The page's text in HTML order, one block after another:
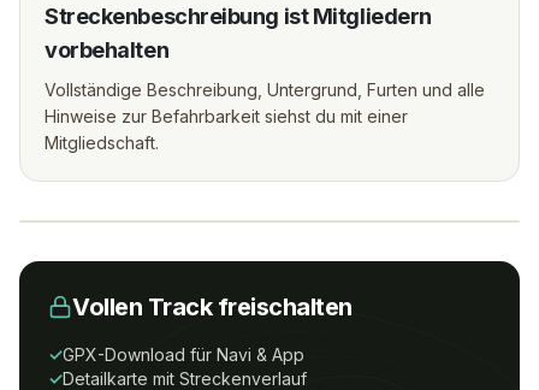
Streckenbeschreibung ist Mitgliedern
vorbehalten
Vollständige Beschreibung, Untergrund, Furten und alle
Hinweise zur Befahrbarkeit siehst du mit einer
Mitgliedschaft.
Um Zugriff auf diesen Track zu erhalten,
Access Abonnement.
Vollen Track freischalten
✓GPX-Download für Navi & App
✓Detailkarte mit Streckenverlauf